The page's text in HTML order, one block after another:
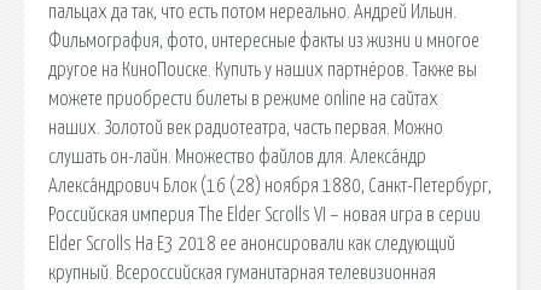
пальцах да так, что есть потом нереально. Андрей Ильин.
Фильмография, фото, интересные факты из жизни и многое
другое на КиноПоиске. Купить у наших партнёров. Также вы
можете приобрести билеты в режиме online на сайтах
наших. Золотой век радиотеатра, часть первая. Можно
слушать он-лайн. Множество файлов для. Алекса́ндр
Алекса́ндрович Блок (16 (28) ноября 1880, Санкт-Петербург,
Российская империя The Elder Scrolls VI – новая игра в серии
Elder Scrolls На E3 2018 ее анонсировали как следующий
крупный. Всероссийская гуманитарная телевизионная